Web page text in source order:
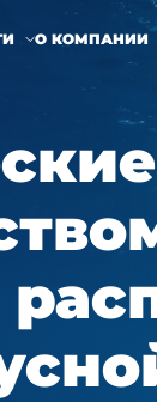
О КОМПАНИИ